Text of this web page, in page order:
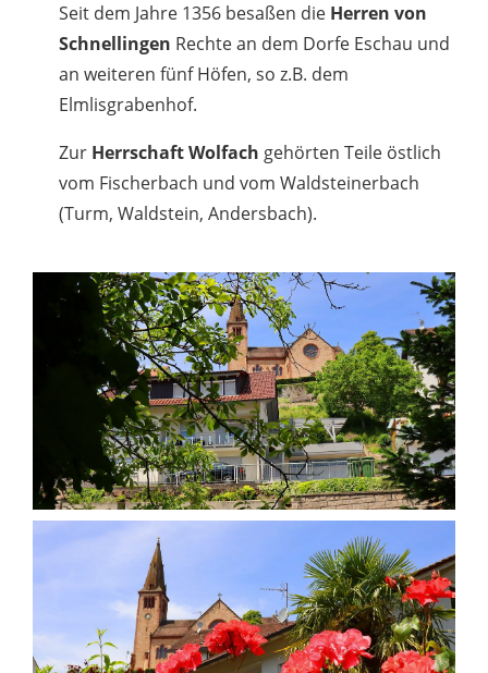
Seit dem Jahre 1356 besaßen die Herren von
Schnellingen Rechte an dem Dorfe Eschau und
an weiteren fünf Höfen, so z.B. dem
Elmlisgrabenhof.
Zur Herrschaft Wolfach gehörten Teile östlich
vom Fischerbach und vom Waldsteinerbach
(Turm, Waldstein, Andersbach).